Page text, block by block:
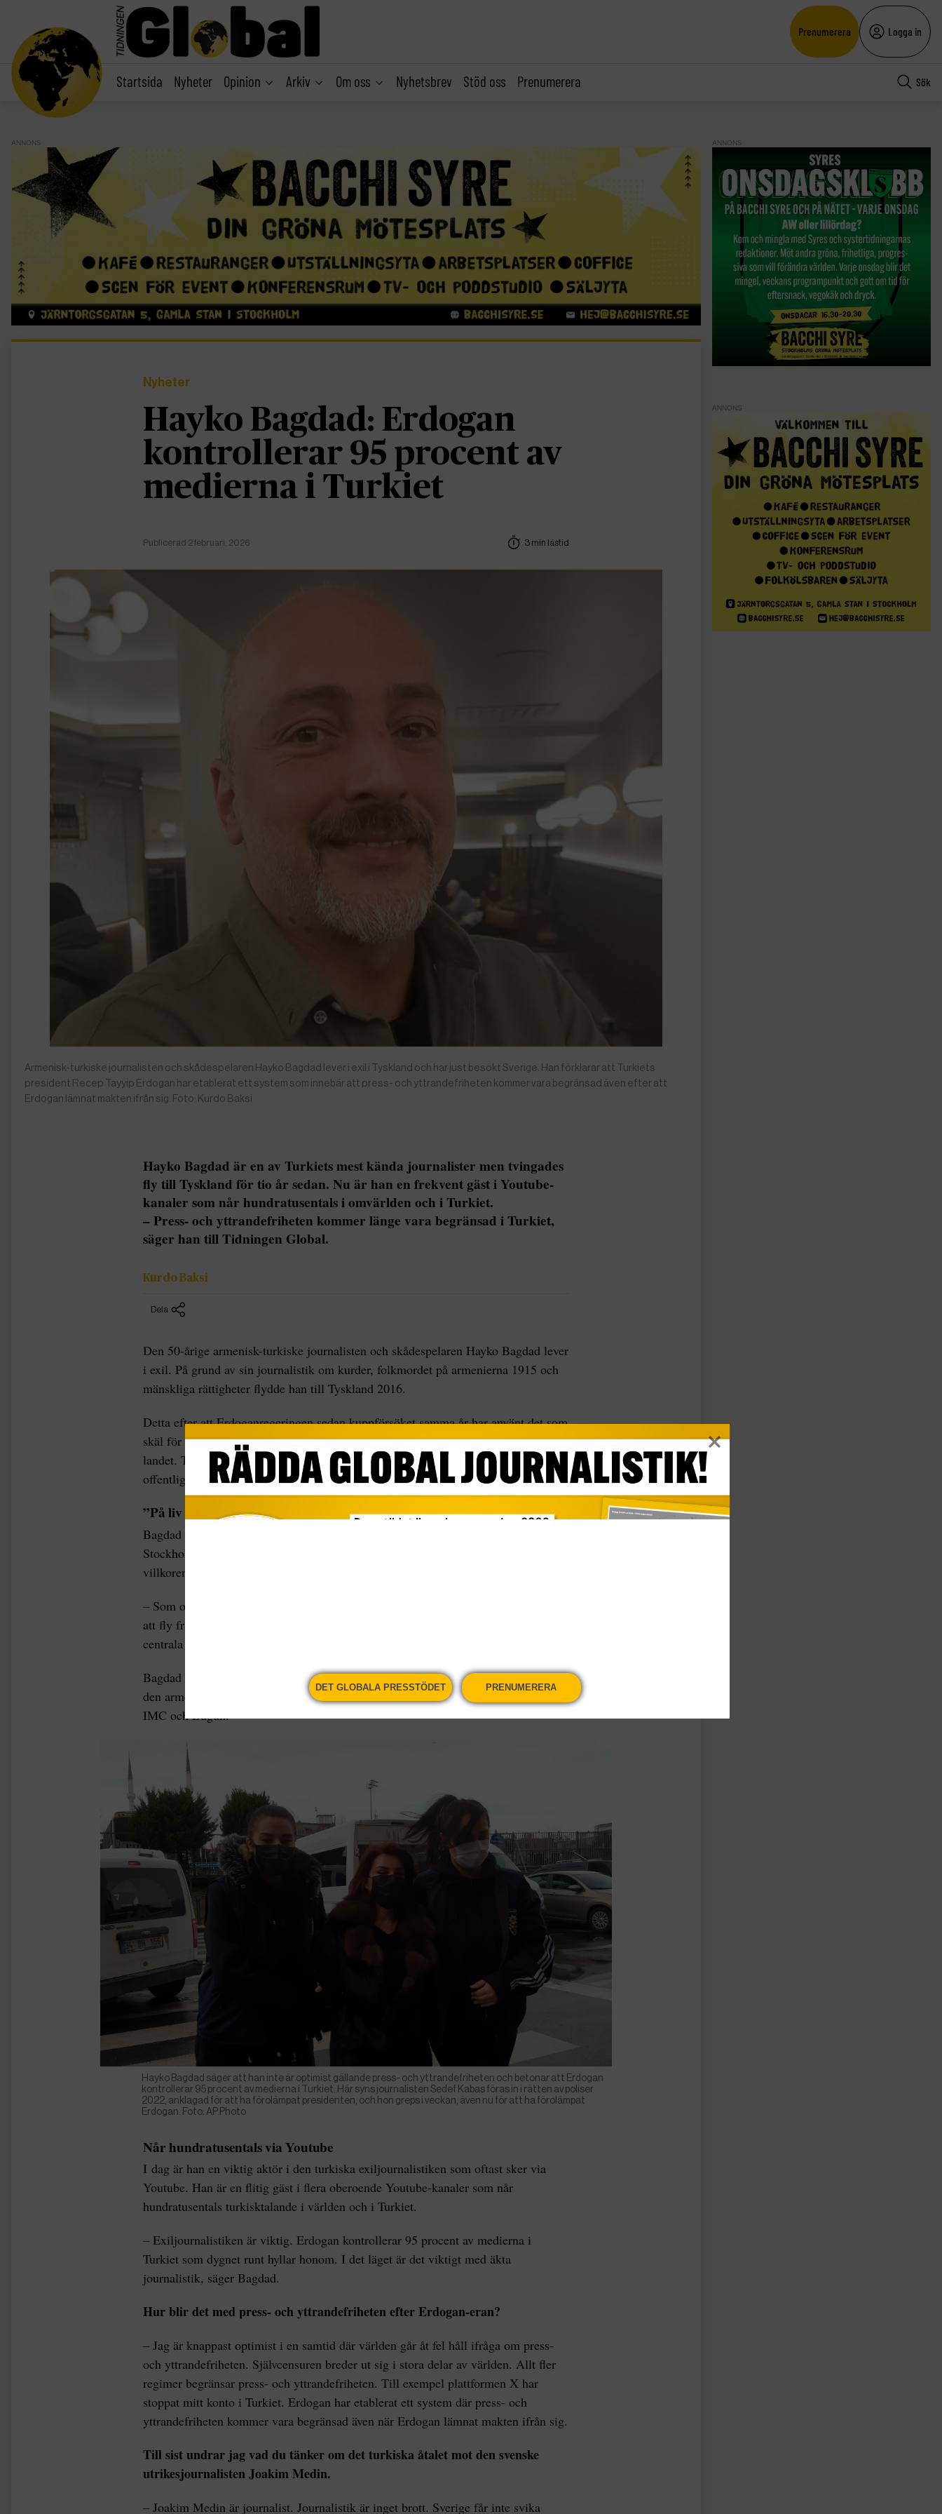
Prenumerera Logga in
Startsida Nyheter Opinion Arkiv Om oss Nyhetsbrev Stöd oss Prenumerera Sök
ANNONS
Nyheter
Hayko Bagdad: Erdogan
kontrollerar 95 procent av
medierna i Turkiet
Publicerad 2 februari, 2026 3 min lästid
Armenisk-turkiske journalisten och skådespelaren Hayko Bagdad lever i exil i Tyskland och har just besökt Sverige. Han förklarar att Turkiets
president Recep Tayyip Erdogan har etablerat ett system som innebär att press- och yttrandefriheten kommer vara begränsad även efter att
Erdogan lämnat makten ifrån sig. Foto: Kurdo Baksi
Hayko Bagdad är en av Turkiets mest kända journalister men tvingades
fly till Tyskland för tio år sedan. Nu är han en frekvent gäst i Youtube-
kanaler som når hundratusentals i omvärlden och i Turkiet.
– Press- och yttrandefriheten kommer länge vara begränsad i Turkiet,
säger han till Tidningen Global.
Kurdo Baksi
Dela
Den 50-årige armenisk-turkiske journalisten och skådespelaren Hayko Bagdad lever
i exil. På grund av sin journalistik om kurder, folkmordet på armenierna 1915 och
mänskliga rättigheter flydde han till Tyskland 2016.
Detta efter att Erdoganregeringen sedan kuppförsöket samma år har använt det som
skäl för att slå ner hårt på oppositionen, och för att stärka sitt auktoritära grepp om
landet. Tiotusentals greps och mer 140 000 lärare, akademiker, poliser, jurister och
offentliganställda förlorade sina jobb på kort tid.
”På liv och död”
Bagdad framförde häromdagen monologen ”Är det så att min mor har rätt?” i
Stockholm. Pjäsen handlar om varför han måste lämna Turkiet och de svåra
villkoren för exiljournalister.
– Som oberoende journalist och med mitt armeniska ursprung hade jag inget val än
att fly från Turkiet. Det var på liv och död, säger Hayko Bagdad på en cafeteria i
centrala Stockholm.
Bagdad har arbetat bland annat för tidningarna den turkiska tidningen Taraf och
den armeniska tidningen Marmara. Han har arbetat i olika roller för TV-kanalerna
IMC och Bugün.
Hayko Bagdad säger att han inte är optimist gällande press- och yttrandefriheten och betonar att Erdogan
kontrollerar 95 procent av medierna i Turkiet. Här syns journalisten Sedef Kabas föras in i rätten av poliser
2022, anklagad för att ha förolämpat presidenten, och hon greps i veckan, även nu för att ha förolämpat
Erdogan. Foto: AP Photo
Når hundratusentals via Youtube
I dag är han en viktig aktör i den turkiska exiljournalistiken som oftast sker via
Youtube. Han är en flitig gäst i flera oberoende Youtube-kanaler som når
hundratusentals turkisktalande i världen och i Turkiet.
– Exiljournalistiken är viktig. Erdogan kontrollerar 95 procent av medierna i
Turkiet som dygnet runt hyllar honom. I det läget är det viktigt med äkta
journalistik, säger Bagdad.
Hur blir det med press- och yttrandefriheten efter Erdogan-eran?
– Jag är knappast optimist i en samtid där världen går åt fel håll ifråga om press-
och yttrandefriheten. Självcensuren breder ut sig i stora delar av världen. Allt fler
regimer begränsar press- och yttrandefriheten. Till exempel plattformen X har
stoppat mitt konto i Turkiet. Erdogan har etablerat ett system där press- och
yttrandefriheten kommer vara begränsad även när Erdogan lämnat makten ifrån sig.
Till sist undrar jag vad du tänker om det turkiska åtalet mot den svenske
utrikesjournalisten Joakim Medin.
– Joakim Medin är journalist. Journalistik är inget brott. Sverige får inte svika
ANNONS
ANNONS
DET GLOBALA PRESSTÖDET PRENUMERERA